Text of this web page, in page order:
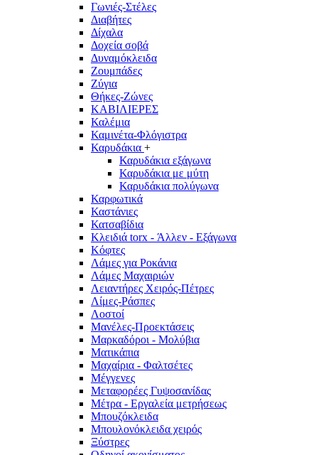
Γωνιές-Στέλες
Διαβήτες
Δίχαλα
Δοχεία σοβά
Δυναμόκλειδα
Ζουμπάδες
Ζύγια
Θήκες-Ζώνες
ΚΑΒΙΛΙΕΡΕΣ
Καλέμια
Καμινέτα-Φλόγιστρα
Καρυδάκια +
Καρυδάκια εξάγωνα
Καρυδάκια με μύτη
Καρυδάκια πολύγωνα
Καρφωτικά
Καστάνιες
Κατσαβίδια
Κλειδιά torx - Άλλεν - Εξάγωνα
Κόφτες
Λάμες για Ροκάνια
Λάμες Μαχαιριών
Λειαντήρες Χειρός-Πέτρες
Λίμες-Ράσπες
Λοστοί
Μανέλες-Προεκτάσεις
Μαρκαδόροι - Μολύβια
Ματικάπια
Μαχαίρια - Φαλτσέτες
Μέγγενες
Μεταφορέες Γυψοσανίδας
Μέτρα - Εργαλεία μετρήσεως
Μπουζόκλειδα
Μπουλονόκλειδα χειρός
Ξύστρες